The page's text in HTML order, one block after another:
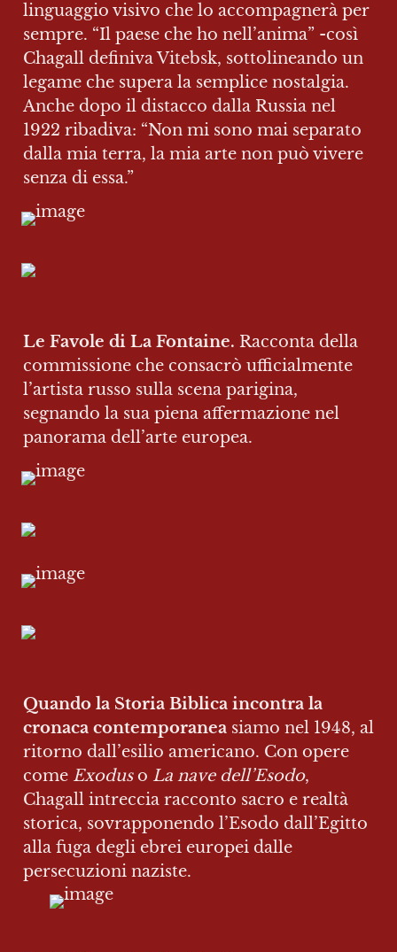
linguaggio visivo che lo accompagnerà per
sempre. “Il paese che ho nell’anima” -così
Chagall definiva Vitebsk, sottolineando un
legame che supera la semplice nostalgia.
Anche dopo il distacco dalla Russia nel
1922 ribadiva: “Non mi sono mai separato
dalla mia terra, la mia arte non può vivere
senza di essa.”
Le Favole di La Fontaine. Racconta della
commissione che consacrò ufficialmente
l’artista russo sulla scena parigina,
segnando la sua piena affermazione nel
panorama dell’arte europea.
Quando la Storia Biblica incontra la
cronaca contemporanea siamo nel 1948, al
ritorno dall’esilio americano. Con opere
come Exodus o La nave dell’Esodo,
Chagall intreccia racconto sacro e realtà
storica, sovrapponendo l’Esodo dall’Egitto
alla fuga degli ebrei europei dalle
persecuzioni naziste.